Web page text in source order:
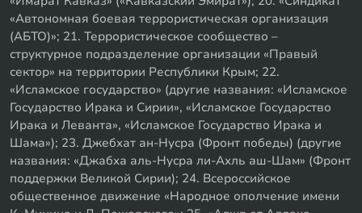
«Автономная боевая террористическая организация
(АБТО)»; 21. Террористическое сообщество –
структурное подразделение организации «Правый
сектор» на территории Республики Крым; 22.
«Исламское государство» (другие названия: «Исламское
Государство Ирака и Сирии», «Исламское Государство
Ирака и Леванта», «Исламское Государство Ирака и
Шама»); 23. Джебхат ан-Нусра (Фронт победы) (другие
названия: «Джабха аль-Нусра ли-Ахль аш-Шам» (Фронт
поддержки Великой Сирии); 24. Всероссийское
общественное движение «Народное ополчение имени